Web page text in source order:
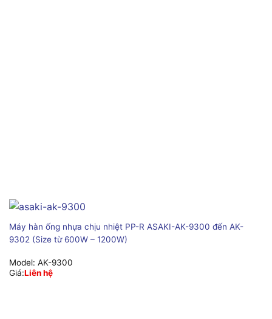
Máy hàn ống nhựa chịu nhiệt PP-R ASAKI-AK-9300 đến AK-
9302 (Size từ 600W – 1200W)
Model: AK-9300
Giá:Liên hệ